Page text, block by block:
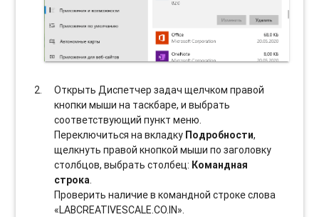
Открыть Диспетчер задач щелчком правой
кнопки мыши на таскбаре, и выбрать
соотвeтствующий пункт меню.
Переключиться на вкладку Подробности,
щелкнуть правой кнопкой мыши по заголовку
столбцов, выбрать столбец: Командная
строка.
Проверить наличие в командной строке слова
«LABCREATIVESCALE.CO.IN».